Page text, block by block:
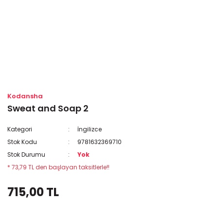
Kodansha
Sweat and Soap 2
Kategori
İngilizce
Stok Kodu
9781632369710
Stok Durumu
Yok
* 73,79 TL den başlayan taksitlerle!!
715,00 TL